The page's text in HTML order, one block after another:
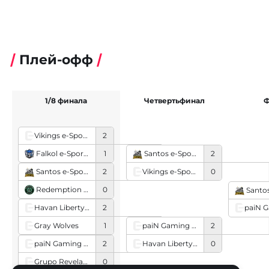
Плей-офф
Vikings e-Sports
2
Falkol e-Sports
1
Santos e-Sports
2
Redemption eSports Porto Alegre
0
Havan Liberty Gaming
2
Gray Wolves
1
paiN Gaming Academy
2
Grupo Revelação
0
1/8 финала
Santos e-Sports
2
Vikings e-Sports
0
paiN Gaming Academy
2
Havan Liberty Gaming
0
Четвертьфинал
Santos